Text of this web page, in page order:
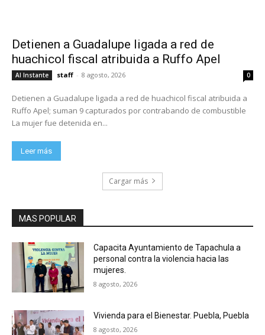
Detienen a Guadalupe ligada a red de
huachicol fiscal atribuida a Ruffo Apel
Al Instante staff - 8 agosto, 2026 0
Detienen a Guadalupe ligada a red de huachicol fiscal atribuida a
Ruffo Apel; suman 9 capturados por contrabando de combustible
La mujer fue detenida en...
Leer más
Cargar más
MAS POPULAR
Capacita Ayuntamiento de Tapachula a
personal contra la violencia hacia las
mujeres.
8 agosto, 2026
Vivienda para el Bienestar. Puebla, Puebla
8 agosto, 2026